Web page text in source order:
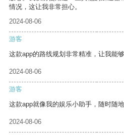
情况，这让我非常担心。
2024-08-06
游客
这款app的路线规划非常精准，让我能
2024-08-06
游客
这款app就像我的娱乐小助手，随时随
2024-08-06